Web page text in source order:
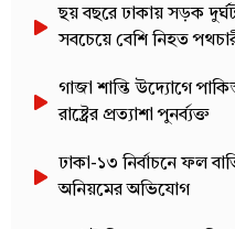
ছয় বছরে ঢাকায় সড়ক
সবচেয়ে বেশি নিহত
গাজা শান্তি উদ্যোগে
রাষ্ট্রের প্রত্যাশা পুনর্ব্যক্ত
ঢাকা-১৩ নির্বাচনে ফল
অনিয়মের অভিযোগ